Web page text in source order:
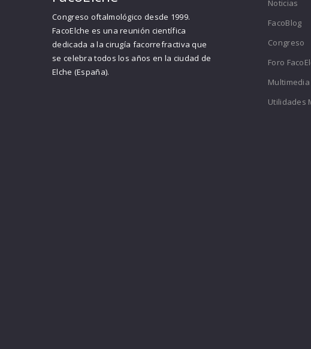
Congreso oftalmológico desde 1999.
FacoElche es una reunión científica
dedicada a la cirugía facorrefractiva que
se celebra todos los años en la ciudad de
Elche (España).
Noticias
FacoBlog
Congreso
Foro
Multimedia
Utilidades